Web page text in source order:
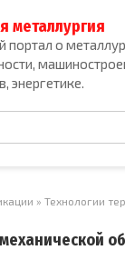
металлургия
портал о
энергетике.
» Технологии